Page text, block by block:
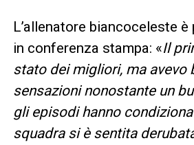
L’allenatore biancoceleste
in conferenza stampa: «Il
stato dei migliori, ma avevo
sensazioni nonostante un
gli episodi hanno
squadra si è sentita